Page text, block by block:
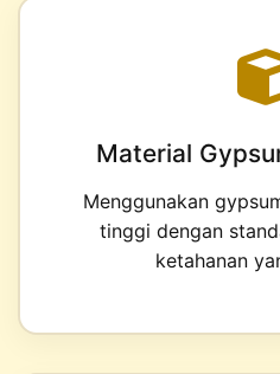
Material
Menggunakan
tinggi dengan
ketahanan